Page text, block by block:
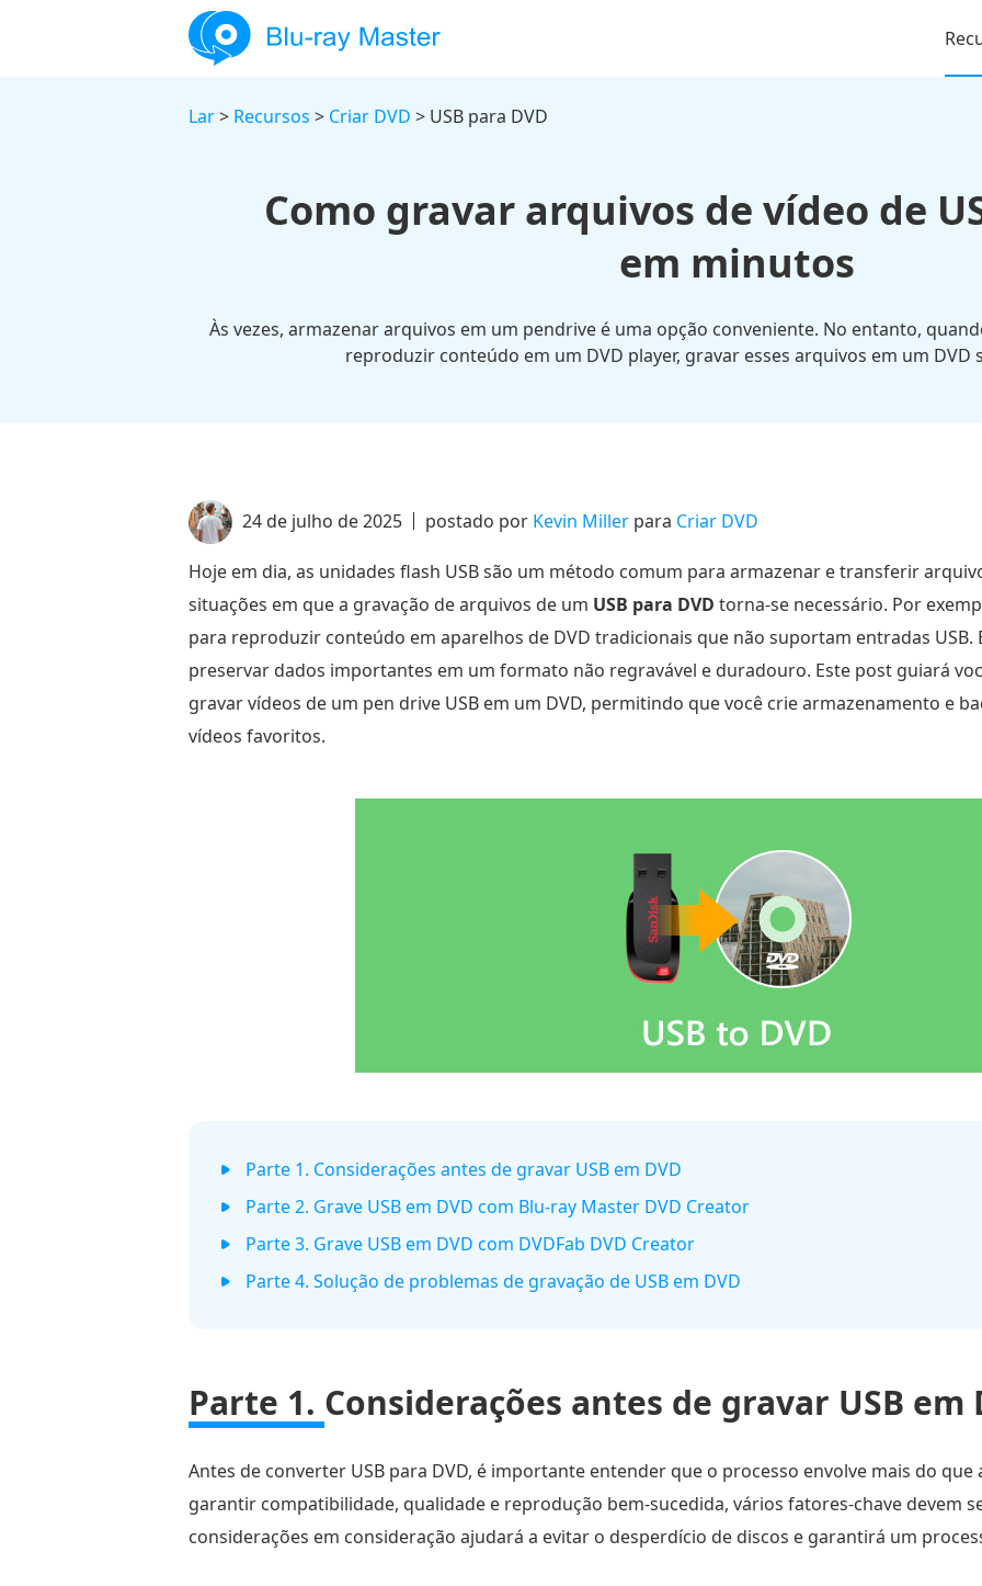
Lar> Recursos > Criar DVD > USB para DVD
Como gravar arquivos de vídeo de
em minutos
Às vezes, armazenar arquivos em um pendrive é uma opção conveniente. No entanto,
reproduzir conteúdo em um DVD player, gravar esses arquivos em um DVD
24 de julho de 2025 postado por Kevin Miller para Criar DVD
Hoje em dia, as unidades flash USB são um método comum para armazenar e transferir
situações em que a gravação de arquivos de um USB para DVD torna-se necessário. Por
para reproduzir conteúdo em aparelhos de DVD tradicionais que não suportam entradas USB.
preservar dados importantes em um formato não regravável e duradouro. Este post guiará
gravar vídeos de um pen drive USB em um DVD, permitindo que você crie armazenamento e
vídeos favoritos.
Parte 1. Considerações antes de gravar USB em DVD
Parte 2. Grave USB em DVD com Blu-ray Master DVD Creator
Parte 3. Grave USB em DVD com DVDFab DVD Creator
Parte 4. Solução de problemas de gravação de USB em DVD
Parte 1. Considerações antes de gravar USB em
Antes de converter USB para DVD, é importante entender que o processo envolve mais do
garantir compatibilidade, qualidade e reprodução bem-sucedida, vários fatores-chave devem
considerações em consideração ajudará a evitar o desperdício de discos e garantirá um